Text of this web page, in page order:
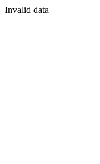
Invalid data